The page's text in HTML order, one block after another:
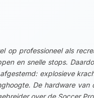
op professioneel als
en snelle stops.
explosieve
De hardware
over de Soccer